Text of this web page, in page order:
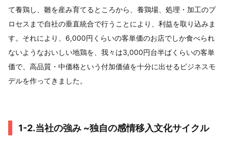
て養鶏し、雛を産み育てるところから、養鶏場、処理・加工のプ
ロセスまで自社の垂直統合で行うことにより、利益を取り込みま
す。それにより、6,000円くらいの客単価のお店でしか食べられ
ないようなおいしい地鶏を、我々は3,000円台半ばくらいの客単
価で、高品質・中価格という付加価値を十分に出せるビジネスモ
デルを作ってきました。
1-2.当社の強み ~独自の感情移入文化サイクル